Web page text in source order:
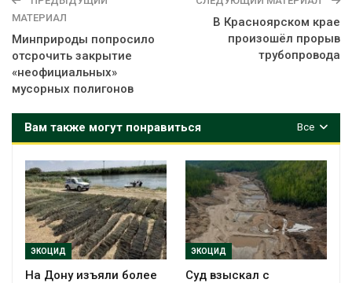
МАТЕРИАЛ
Минприроды попросило
отсрочить закрытие
«неофициальных»
мусорных полигонов
В Красноярском крае
произошёл прорыв
трубопровода
Все
Вам также могут понравиться
ЭКОЦИД
На Дону изъяли более
ЭКОЦИД
Суд взыскал с